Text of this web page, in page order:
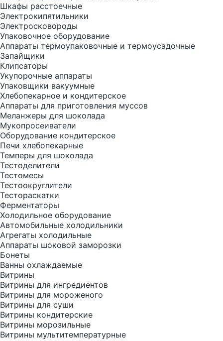
Шкафы расстоечные
Электрокипятильники
Электросковороды
Упаковочное оборудование
Аппараты термоупаковочные и термоусадочные
Запайщики
Клипсаторы
Укупорочные аппараты
Упаковщики вакуумные
Хлебопекарное и кондитерское
Аппараты для приготовления муссов
Меланжеры для шоколада
Мукопросеиватели
Оборудование кондитерское
Печи хлебопекарные
Темперы для шоколада
Тестоделители
Тестомесы
Тестоокруглители
Тестораскатки
Ферментаторы
Холодильное оборудование
Автомобильные холодильники
Агрегаты холодильные
Аппараты шоковой заморозки
Бонеты
Ванны охлаждаемые
Витрины
Витрины для ингредиентов
Витрины для мороженого
Витрины для суши
Витрины кондитерские
Витрины морозильные
Витрины мультитемпературные